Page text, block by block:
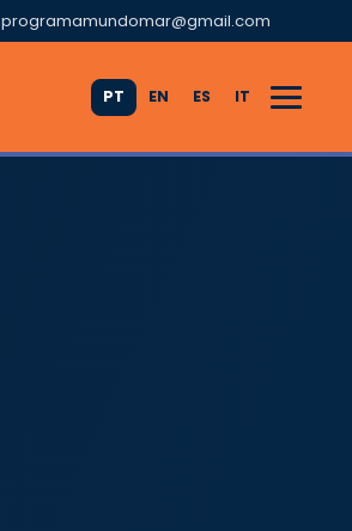
programamundomar@gmail.com
PT EN ES IT